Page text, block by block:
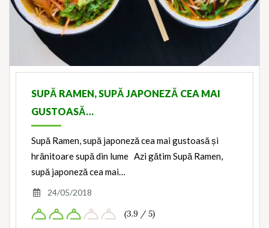
SUPĂ RAMEN, SUPĂ JAPONEZĂ CEA MAI
GUSTOASĂ…
Supă Ramen, supă japoneză cea mai gustoasă și
hrănitoare supă din lume Azi gătim Supă Ramen,
supă japoneză cea mai…
24/05/2018
(3.9 / 5)